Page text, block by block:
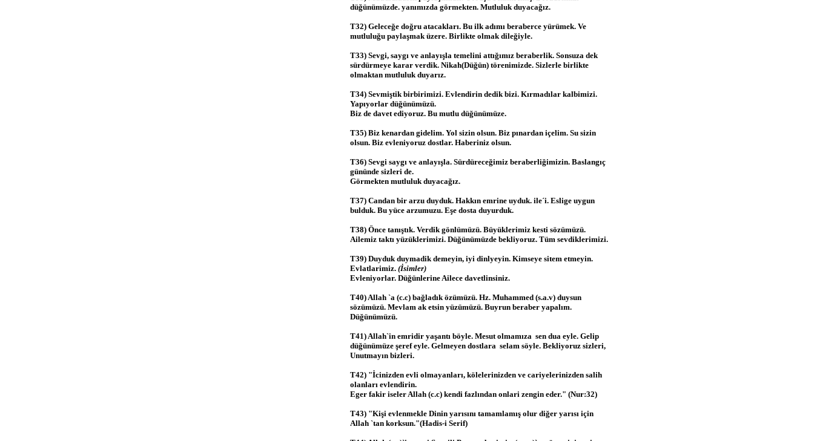
düğünümüzde. yanımızda görmekten. Mutluluk duyacağız.
T32) Geleceğe doğru atacakları. Bu ilk adımı beraberce yürümek. Ve
mutluluğu paylaşmak üzere. Birlikte olmak dileğiyle.
T33) Sevgi, saygı ve anlayışla temelini attığımız beraberlik. Sonsuza dek
sürdürmeye karar verdik. Nikah(Düğün) törenimizde. Sizlerle birlikte
olmaktan mutluluk duyarız.
T34) Sevmiştik birbirimizi. Evlendirin dedik bizi. Kırmadılar kalbimizi.
Yapıyorlar düğünümüzü.
Biz de davet ediyoruz. Bu mutlu düğünümüze.
T35) Biz kenardan gidelim. Yol sizin olsun. Biz pınardan içelim. Su sizin
olsun. Biz evleniyoruz dostlar. Haberiniz olsun.
T36) Sevgi saygı ve anlayışla. Sürdüreceğimiz beraberliğimizin. Baslangıç
gününde sizleri de.
Görmekten mutluluk duyacağız.
T37) Candan bir arzu duyduk. Hakkın emrine uyduk. ile´i. Eslige uygun
bulduk. Bu yüce arzumuzu. Eşe dosta duyurduk.
T38) Önce tanıştık. Verdik gönlümüzü. Büyüklerimiz kesti sözümüzü.
Ailemiz taktı yüzüklerimizi. Düğünümüzde bekliyoruz. Tüm sevdiklerimizi.
T39) Duyduk duymadik demeyin, iyi dinlyeyin. Kimseye sitem etmeyin.
Evlatlarimiz. (İsimler)
Evleniyorlar. Düğünlerine Ailece davetlinsiniz.
T40) Allah `a (c.c) bağladık özümüzü. Hz. Muhammed (s.a.v) duysun
sözümüzü. Mevlam ak etsin yüzümüzü. Buyrun beraber yapalım.
Düğünümüzü.
T41) Allah`in emridir yaşantı böyle. Mesut olmamıza sen dua eyle. Gelip
düğünümüze şeref eyle. Gelmeyen dostlara selam söyle. Bekliyoruz sizleri,
Unutmayın bizleri.
T42) "İcinizden evli olmayanları, kölelerinizden ve cariyelerinizden salih
olanları evlendirin.
Eger fakir iseler Allah (c.c) kendi fazlından onlari zengin eder." (Nur:32)
T43) "Kişi evlenmekle Dinin yarısını tamamlamış olur diğer yarısı için
Allah `tan korksun."(Hadis-i Serif)